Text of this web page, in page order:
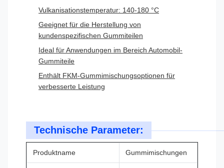
Vulkanisationstemperatur: 140-180 °C
Geeignet für die Herstellung von
kundenspezifischen Gummiteilen
Ideal für Anwendungen im Bereich Automobil-
Gummiteile
Enthält FKM-Gummimischungsoptionen für
verbesserte Leistung
Technische Parameter:
Produktname Gummimischungen